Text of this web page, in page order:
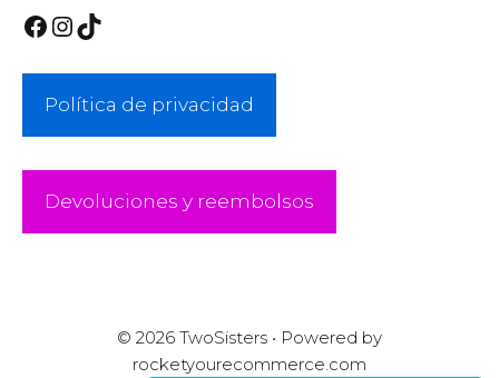
Facebook
Instagram
TikTok
Política de privacidad
Devoluciones y reembolsos
© 2026 TwoSisters • Powered by
rocketyourecommerce.com
Artículo añadido al
FINALIZAR